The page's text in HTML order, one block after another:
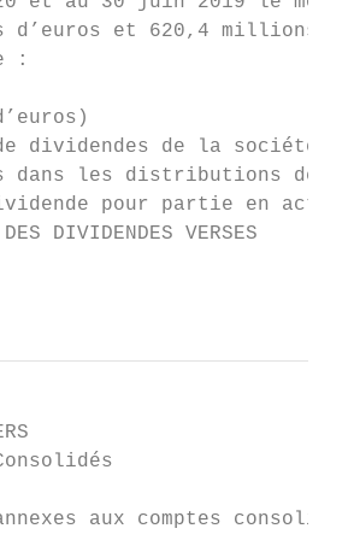
d’euros et 620,4 millions
:
d’euros)
de dividendes de la
dans les distributions
dividende pour
DES
aux comptes consolidés